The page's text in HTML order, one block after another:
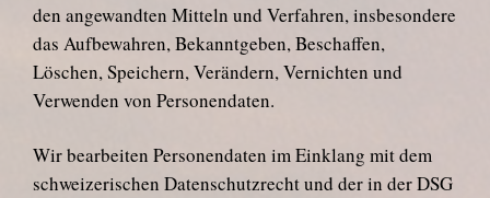
den angewandten Mitteln und Verfahren, insbesondere
das Aufbewahren, Bekanntgeben, Beschaffen,
Löschen, Speichern, Verändern, Vernichten und
Verwenden von Personendaten.
Wir bearbeiten Personendaten im Einklang mit dem
schweizerischen Datenschutzrecht und der in der DSG